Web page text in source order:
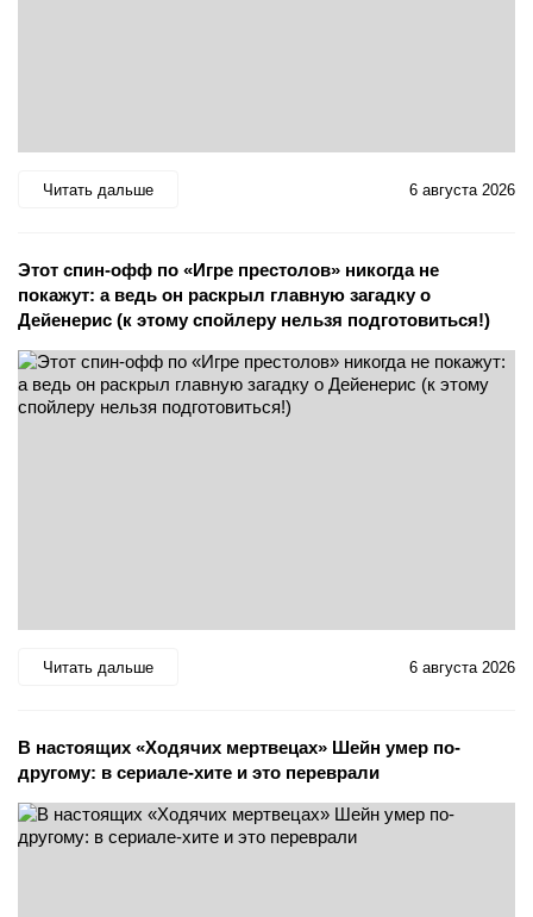
Читать дальше 6 августа 2026
Этот спин-офф по «Игре престолов» никогда не
покажут: а ведь он раскрыл главную загадку о
Дейенерис (к этому спойлеру нельзя подготовиться!)
Читать дальше 6 августа 2026
В настоящих «Ходячих мертвецах» Шейн умер по-
другому: в сериале-хите и это переврали